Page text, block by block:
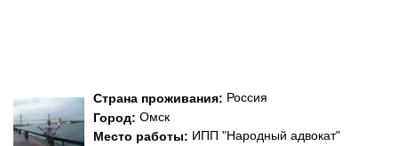
Страна проживания: Россия
Город: Омск
Место работы: ИПП "Народный адвокат"